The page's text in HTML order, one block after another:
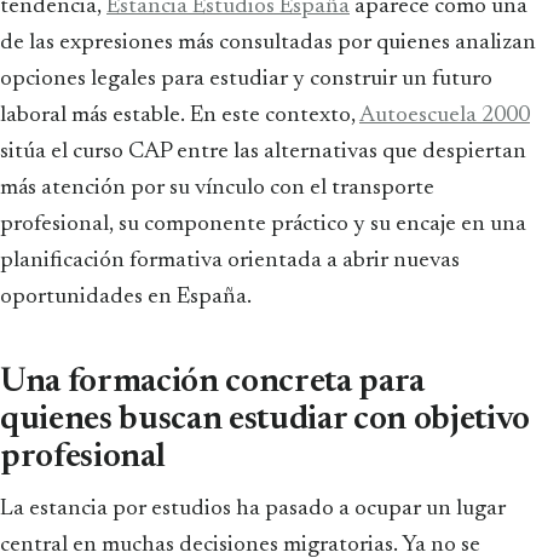
tendencia, Estancia Estudios España aparece como una
de las expresiones más consultadas por quienes analizan
opciones legales para estudiar y construir un futuro
laboral más estable. En este contexto,Autoescuela 2000
sitúa el curso CAP entre las alternativas que despiertan
más atención por su vínculo con el transporte
profesional, su componente práctico y su encaje en una
planificación formativa orientada a abrir nuevas
oportunidades en España.
Una formación concreta para
quienes buscan estudiar con objetivo
profesional
La estancia por estudios ha pasado a ocupar un lugar
central en muchas decisiones migratorias. Ya no se